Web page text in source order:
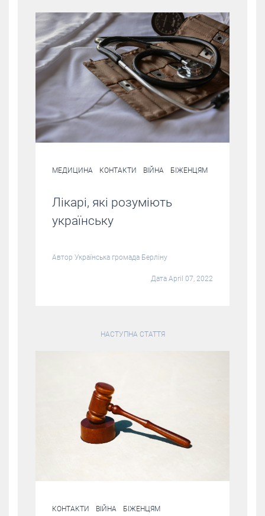
МЕДИЦИНА КОНТАКТИ ВІЙНА БІЖЕНЦЯМ
Лікарі, які розуміють
українську
Автор Українська громада Берліну
Дата April 07, 2022
НАСТУПНА СТАТТЯ
КОНТАКТИ ВІЙНА БІЖЕНЦЯМ